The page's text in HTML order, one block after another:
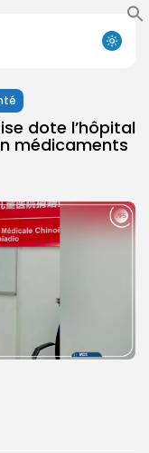
dote l’hôpital
médicaments